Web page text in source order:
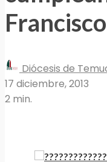
Francisco
Diócesis de
17 diciembre, 2013
2 min.